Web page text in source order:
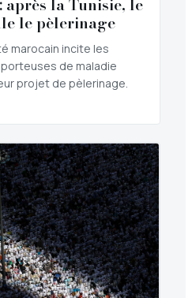
après la Tunisie, le
le pèlerinage
marocain incite les
de maladie
projet de pèlerinage.